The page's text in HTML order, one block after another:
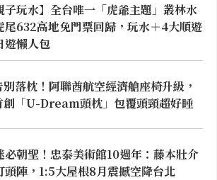
子玩水】全台唯一「虎爺主題」叢林水
尾632高地免門票回歸，玩水＋4大順遊
遊懶人包
落枕！阿聯酋航空經濟艙座椅升級，
創「U-Dream頭枕」包覆頭頸超好睡
必朝聖！忠泰美術館10週年：藤本壯介
頭陣，1:5大屋根8月震撼空降台北